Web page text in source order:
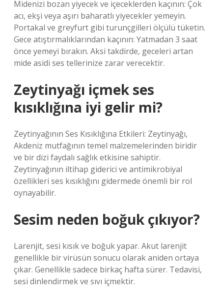
Midenizi bozan yiyecek ve içeceklerden kaçının: Çok
acı, ekşi veya aşırı baharatlı yiyecekler yemeyin.
Portakal ve greyfurt gibi turunçgilleri ölçülü tüketin.
Gece atıştırmalıklarından kaçının: Yatmadan 3 saat
önce yemeyi bırakın. Aksi takdirde, geceleri artan
mide asidi ses tellerinize zarar verecektir.
Zeytinyağı içmek ses
kısıklığına iyi gelir mi?
Zeytinyağının Ses Kısıklığına Etkileri: Zeytinyağı,
Akdeniz mutfağının temel malzemelerinden biridir
ve bir dizi faydalı sağlık etkisine sahiptir.
Zeytinyağının iltihap giderici ve antimikrobiyal
özellikleri ses kısıklığını gidermede önemli bir rol
oynayabilir.
Sesim neden boğuk çıkıyor?
Larenjit, sesi kısık ve boğuk yapar. Akut larenjit
genellikle bir virüsün sonucu olarak aniden ortaya
çıkar. Genellikle sadece birkaç hafta sürer. Tedavisi,
sesi dinlendirmek ve sıvı içmektir.